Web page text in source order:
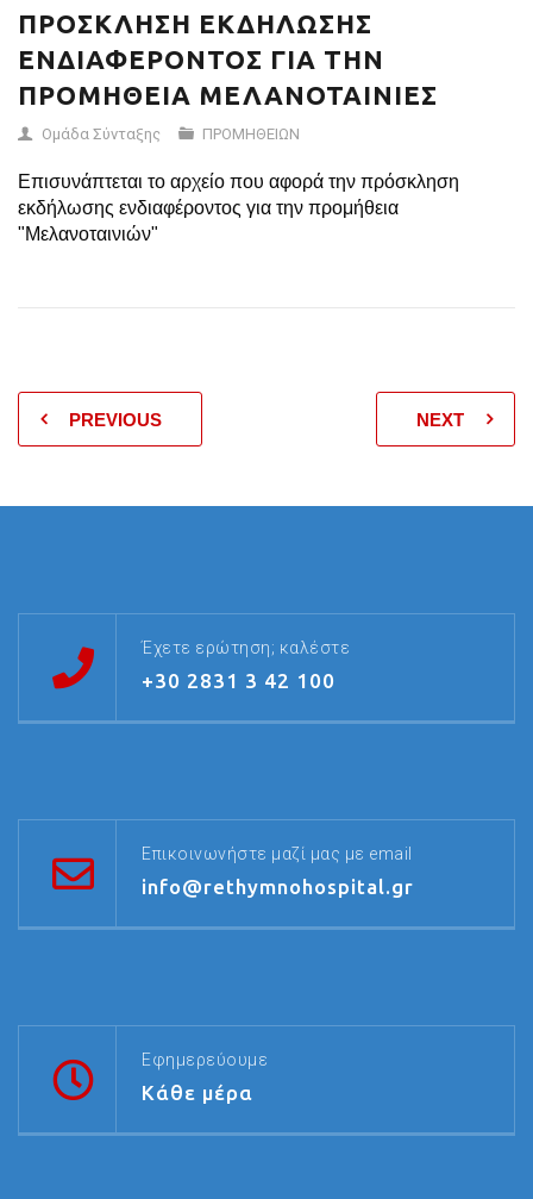
ΠΡΟΣΚΛΗΣΗ ΕΚΔΗΛΩΣΗΣ
ΕΝΔΙΑΦΕΡΟΝΤΟΣ ΓΙΑ ΤΗΝ
ΠΡΟΜΗΘΕΙΑ ΜΕΛΑΝΟΤΑΙΝΙΕΣ
Ομάδα Σύνταξης ΠΡΟΜΗΘΕΙΩΝ
Επισυνάπτεται το αρχείο που αφορά την πρόσκληση
εκδήλωσης ενδιαφέροντος για την προμήθεια
"Μελανοταινιών"
PREVIOUS NEXT
Έχετε ερώτηση; καλέστε
+30 2831 3 42 100
Επικοινωνήστε μαζί μας με email
info@rethymnohospital.gr
Εφημερεύουμε
Κάθε μέρα